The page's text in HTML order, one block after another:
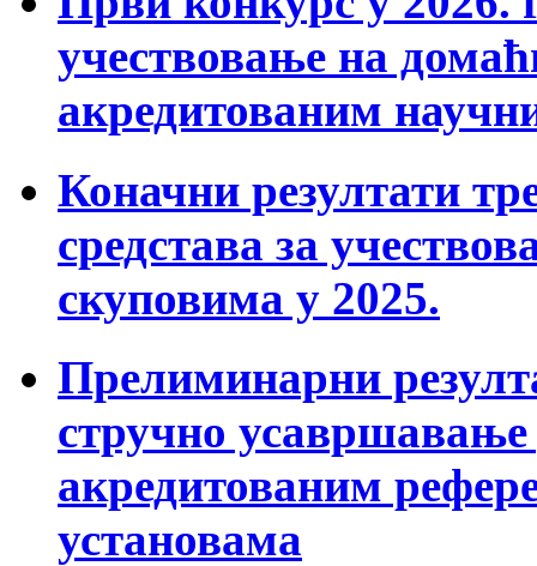
учествовање на
акредитованим
Коначни резултати
средстава за
скуповима у 2025.
Прелиминарни
стручно
акредитованим
установама